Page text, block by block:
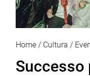
Home Cultura
Successo